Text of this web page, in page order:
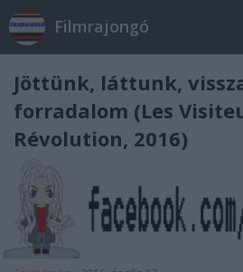
Filmrajongó
Jöttünk, láttunk,
forradalom (Les
Révolution, 2016)